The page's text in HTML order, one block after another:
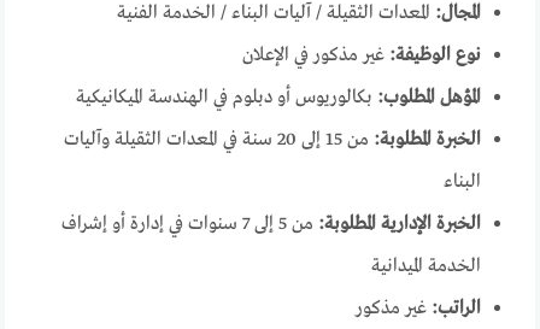
المجال: المعدات الثقيلة / آليات البناء / الخدمة الفنية
نوع الوظيفة: غير مذكور في الإعلان
المؤهل المطلوب: بكالوريوس أو دبلوم في الهندسة الميكانيكية
الخبرة المطلوبة:
من 15 إلى 20 سنة في المعدات الثقيلة وآليات
البناء
الخبرة الإدارية المطلوبة:
من 5 إلى 7 سنوات في إدارة أو إشراف
الخدمة الميدانية
الراتب: غير مذكور